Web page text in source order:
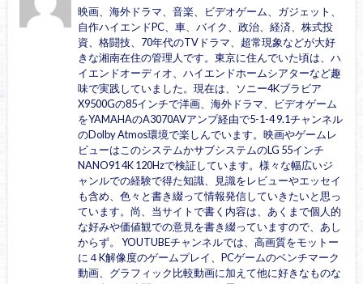
映画、海外ドラマ、音楽、ビデオゲーム、ガジェット、
自作ハイエンドPC、車、バイク、政治、経済、株式投
資、格闘技、70年代のTVドラマ、超常現象などが大好
きな湘南在住の管理人です。東京に住んでいた頃は、ハ
イエンドオーディオ、ハイエンドホームシアターなど趣
味で実践していました。現在は、ソニー4Kブラビア
X9500Gの85インチで洋画、海外ドラマ、ビデオゲーム
をYAMAHAのA3070AVアンプ経由で5-1-4 9.1チャンネル
のDolby Atmos環境で楽しんでいます。映画やゲームレ
ビューはこのシステムかサブシステムのLG 55インチ
NANO91 4K 120Hzで検証しています。様々な幅広いジ
ャンルでの経験で得た知識、見識をレビューやエッセイ
も含め、色々と書き綴って情報発信していきたいと思っ
ています。尚、当サイトで書く内容は、あくまで個人的
な好みや価値観での意見を書き綴っていますので、あし
からず。 YOUTUBEチャンネルでは、高画質をモットー
に４K解像度のゲームプレイ、PCゲームのベンチマーク
動画、グラフィック比較動画に加えて他に好きなものな